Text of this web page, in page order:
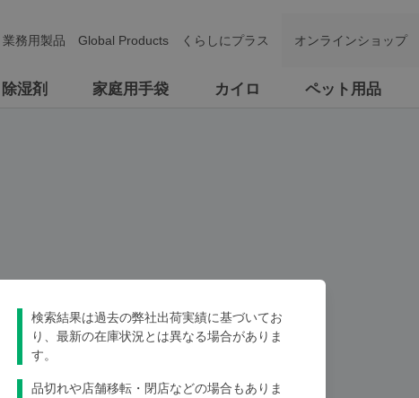
除湿剤 家庭用手袋 カイロ ペット用品
業務用製品 Global Products くらしにプラス オンラインショップ
検索結果は過去の弊社出荷実績に基づいてお
り、最新の在庫状況とは異なる場合がありま
す。
品切れや店舗移転・閉店などの場合もありま